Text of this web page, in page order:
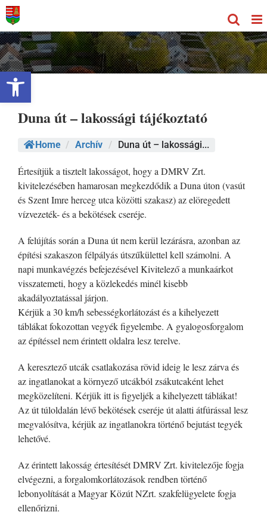
Eszköztár megnyitása
Kihagyás
Duna út – lakossági tájékoztató
Home / Archív / Duna út – lakossági...
Értesítjük a tisztelt lakosságot, hogy a DMRV Zrt.
kivitelezésében hamarosan megkezdődik a Duna úton (vasút
és Szent Imre herceg utca közötti szakasz) az elöregedett
vízvezeték- és a bekötések cseréje.
A felújítás során a Duna út nem kerül lezárásra, azonban az
építési szakaszon félpályás útszűkülettel kell számolni. A
napi munkavégzés befejezésével Kivitelező a munkaárkot
visszatemeti, hogy a közlekedés minél kisebb
akadályoztatással járjon.
Kérjük a 30 km/h sebességkorlátozást és a kihelyezett
táblákat fokozottan vegyék figyelembe. A gyalogosforgalom
az építéssel nem érintett oldalra lesz terelve.
A keresztező utcák csatlakozása rövid ideig le lesz zárva és
az ingatlanokat a környező utcákból zsákutcaként lehet
megközelíteni. Kérjük itt is figyeljék a kihelyezett táblákat!
Az út túloldalán lévő bekötések cseréje út alatti átfúrással lesz
megvalósítva, kérjük az ingatlanokra történő bejutást tegyék
lehetővé.
Az érintett lakosság értesítését DMRV Zrt. kivitelezője fogja
elvégezni, a forgalomkorlátozások rendben történő
lebonyolítását a Magyar Közút NZrt. szakfelügyelete fogja
ellenőrizni.